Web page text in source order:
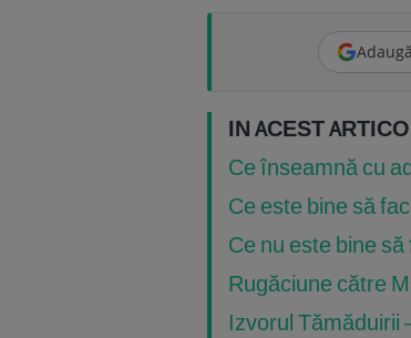
IN ACEST
Ce înseamnă cu
Ce este bine să
Ce nu este bine
Rugăciune către
Izvorul Tămăduirii